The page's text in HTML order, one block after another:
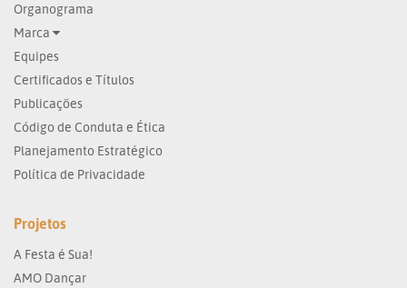
Organograma
Marca
Equipes
Certificados e Títulos
Publicações
Código de Conduta e Ética
Planejamento Estratégico
Política de Privacidade
Projetos
A Festa é Sua!
AMO Dançar